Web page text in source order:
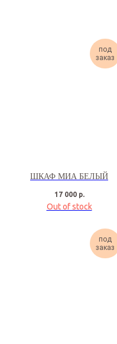
под
заказ
ШКАФ МИА БЕЛЫЙ
17 000 р.
Out of stock
под
заказ